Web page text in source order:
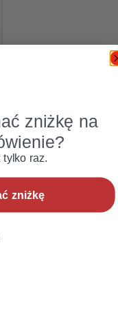
zniżkę na
tylko raz.
zniżkę